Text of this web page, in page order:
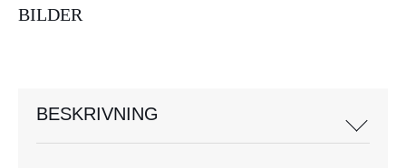
BILDER
BESKRIVNING